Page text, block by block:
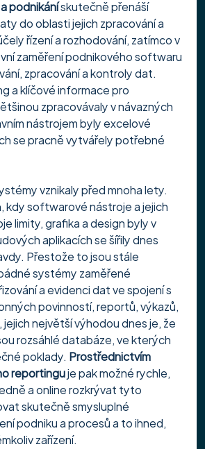
podnikání skutečně přenáší
do oblasti jejich zpracování a
řízení a rozhodování, zatímco v
zaměření podnikového softwaru
zpracování a kontroly dat.
a klíčové informace pro
zpracovávaly v návazných
nástrojem byly excelové
se pracně vytvářely potřebné
vznikaly před mnoha lety.
kdy softwarové nástroje a jejich
limity, grafika a design byly v
aplikacích se šířily dnes
Přestože to jsou stále
systémy zaměřené
a evidenci dat ve spojení s
povinností, reportů, výkazů,
jejich největší výhodou dnes je, že
rozsáhlé databáze, ve kterých
poklady. Prostřednictvím
reportingu je pak možné rychle,
a online rozkrývat tyto
skutečně smysluplné
podniku a procesů a to ihned,
zařízení.